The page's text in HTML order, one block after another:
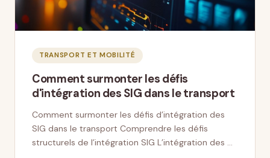
TRANSPORT ET MOBILITÉ
Comment surmonter les défis
d'intégration des SIG dans le transport
Comment surmonter les défis d’intégration des
SIG dans le transport Comprendre les défis
structurels de l’intégration SIG L’intégration des …